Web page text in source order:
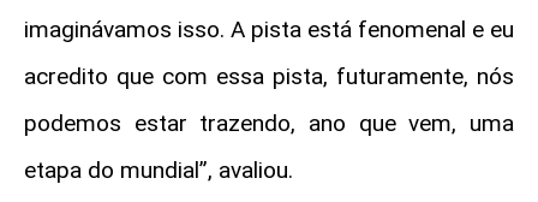
imaginávamos isso. A pista está fenomenal e eu
acredito que com essa pista, futuramente, nós
podemos estar trazendo, ano que vem, uma
etapa do mundial”, avaliou.